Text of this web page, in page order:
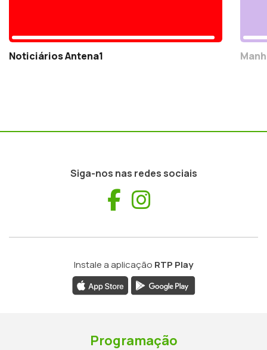
Noticiários Antena1
Siga-nos nas redes sociais
Facebook
Instale a aplicação RTP Play
Programação